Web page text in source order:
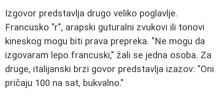
Izgovor predstavlja drugo veliko poglavlje.
Francusko "r", arapski guturalni zvukovi ili tonovi
kineskog mogu biti prava prepreka. "Ne mogu da
izgovaram lepo francuski," žali se jedna osoba. Za
druge, italijanski brzi govor predstavlja izazov: "Oni
pričaju 100 na sat, bukvalno."